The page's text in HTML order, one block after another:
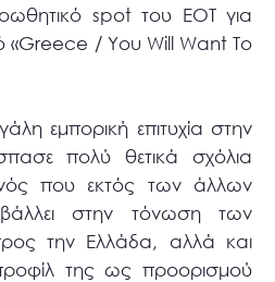
spot του ΕΟΤ για
«Greece / You Will Want To
εμπορική επιτυχία στην
πολύ θετικά σχόλια
που εκτός των άλλων
στην τόνωση των
την Ελλάδα, αλλά και
της ως προορισμού